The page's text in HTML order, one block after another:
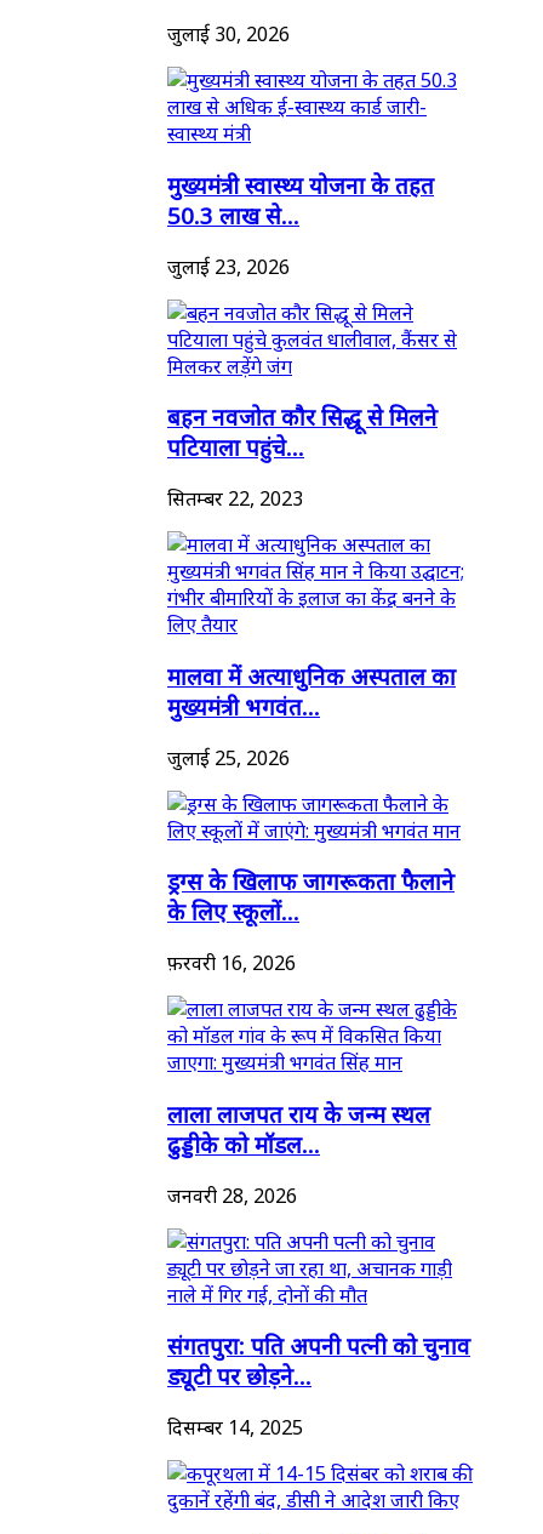
जुलाई 30, 2026
मुख्यमंत्री स्वास्थ्य योजना के तहत
50.3 लाख से...
जुलाई 23, 2026
बहन नवजोत कौर सिद्धू से मिलने
पटियाला पहुंचे...
सितम्बर 22, 2023
मालवा में अत्याधुनिक अस्पताल का
मुख्यमंत्री भगवंत...
जुलाई 25, 2026
ड्रग्स के खिलाफ जागरूकता फैलाने
के लिए स्कूलों...
फ़रवरी 16, 2026
लाला लाजपत राय के जन्म स्थल
ढुड्डीके को मॉडल...
जनवरी 28, 2026
संगतपुरा: पति अपनी पत्नी को चुनाव
ड्यूटी पर छोड़ने...
दिसम्बर 14, 2025